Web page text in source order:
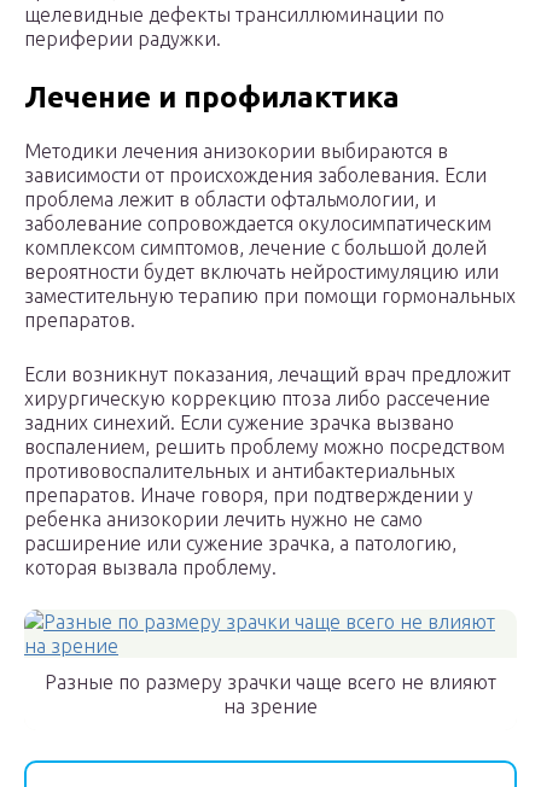
щелевидные дефекты трансиллюминации по
периферии радужки.
Лечение и профилактика
Методики лечения анизокории выбираются в
зависимости от происхождения заболевания. Если
проблема лежит в области офтальмологии, и
заболевание сопровождается окулосимпатическим
комплексом симптомов, лечение с большой долей
вероятности будет включать нейростимуляцию или
заместительную терапию при помощи гормональных
препаратов.
Если возникнут показания, лечащий врач предложит
хирургическую коррекцию птоза либо рассечение
задних синехий. Если сужение зрачка вызвано
воспалением, решить проблему можно посредством
противовоспалительных и антибактериальных
препаратов. Иначе говоря, при подтверждении у
ребенка анизокории лечить нужно не само
расширение или сужение зрачка, а патологию,
которая вызвала проблему.
Разные по размеру зрачки чаще всего не влияют
на зрение